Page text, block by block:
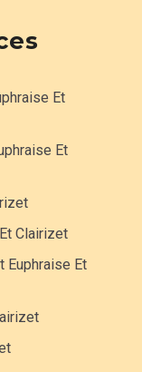
Et
Et
Clairizet
Euphraise Et